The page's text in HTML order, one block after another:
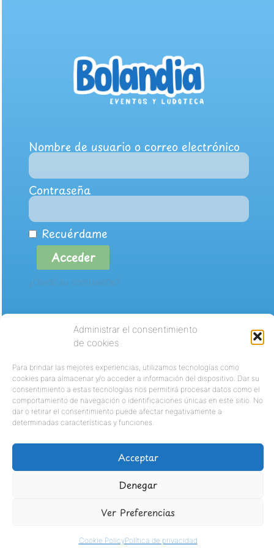
Administrar el consentimiento
de cookies
Para brindar las mejores experiencias, utilizamos tecnologías como
cookies para almacenar y/o acceder a información del dispositivo. Dar su
consentimiento a estas tecnologías nos permitirá procesar datos como el
comportamiento de navegación o identificaciones únicas en este sitio. No
dar o retirar el consentimiento puede afectar negativamente a
determinadas características y funciones.
Acceptar
Denegar
Ver Preferencias
Cookie PolicyPolítica de privacidad
Nombre de usuario o correo electrónico
Contraseña
Recuérdame
Acceder
¿Olvidó su contraseña?